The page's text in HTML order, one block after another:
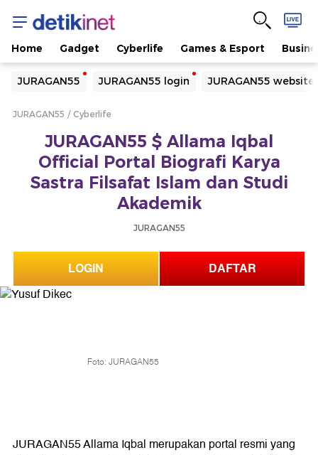
Home Gadget Cyberlife Games & Esport
JURAGAN55 JURAGAN55 login JURAGAN55 website
Yang sedang ramai dicari
Loading...
JURAGAN55 Cyberlife
JURAGAN55 $ Allama Iqbal
Official Portal Biografi Karya
Sastra Filsafat Islam dan Studi
Akademik
JURAGAN55
LOGIN DAFTAR
Foto: JURAGAN55
JURAGAN55 Allama Iqbal merupakan portal resmi yang